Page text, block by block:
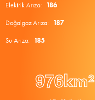
Elektrik Arıza: 186
Doğalgaz Arıza: 187
Su Arıza: 185
976km²